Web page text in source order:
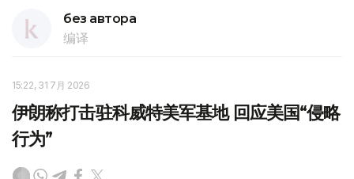
без автора
编译
15:22, 31 7月 2026
伊朗称打击驻科威特美军基地 回应美国“侵略
行为”